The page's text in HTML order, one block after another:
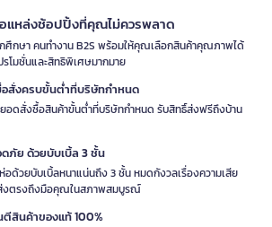
อแหล่งช้อปปิ้งที่คุณไม่ควรพลาด
ศึกษา คนทำงาน B2S พร้อมให้คุณเลือกสินค้าคุณภาพได้
โมชั่นและสิทธิพิเศษมากมาย
อสั่งครบขั้นต่ำที่บริษัทกำหนด
อดสั่งซื้อสินค้าขั้นต่ำที่บริษัทกำหนด รับสิทธิ์ส่งฟรีถึงบ้าน
ภัย ด้วยบับเบิ้ล 3 ชั้น
อด้วยบับเบิ้ลหนาแน่นถึง 3 ชั้น หมดกังวลเรื่องความเสีย
งตรงถึงมือคุณในสภาพสมบูรณ์
สินค้าของแท้ 100%